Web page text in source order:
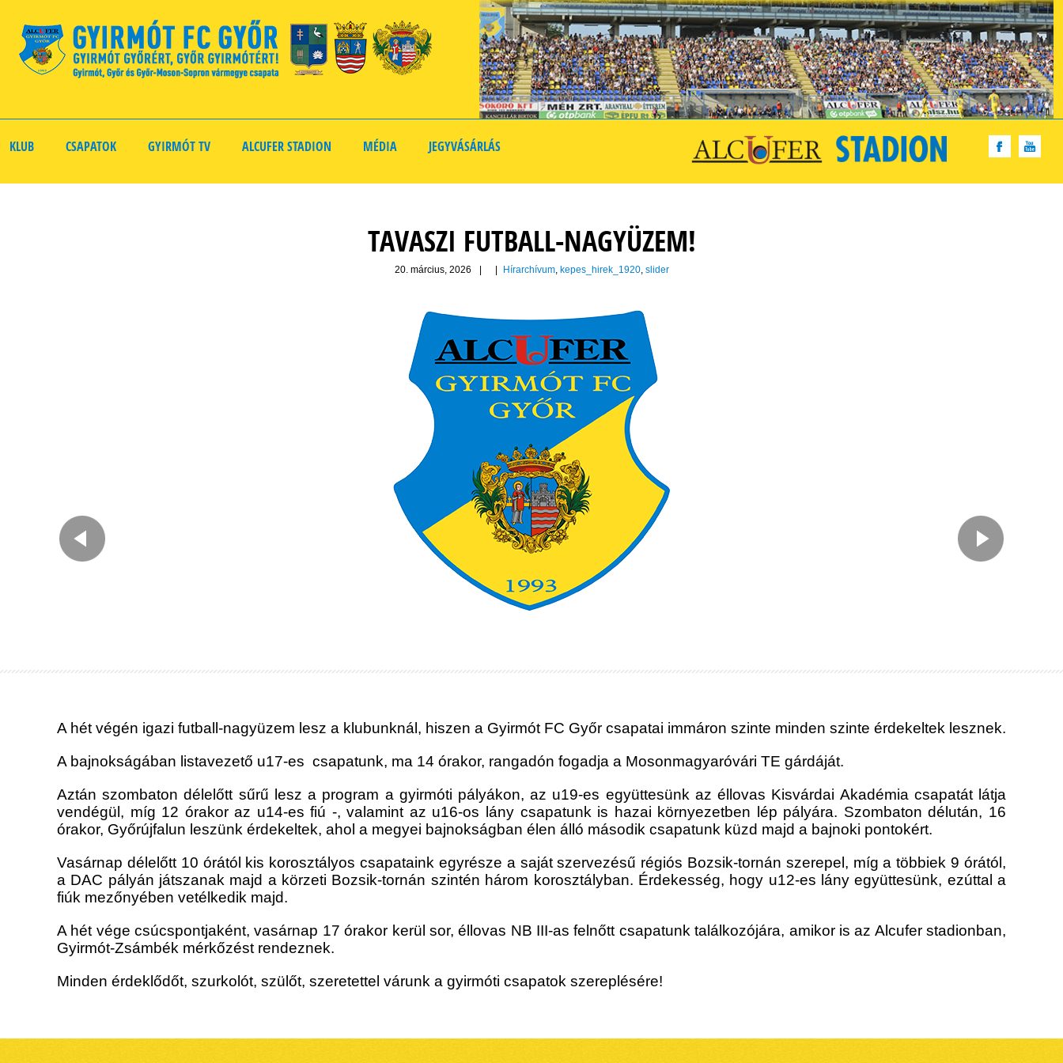
KLUB CSAPATOK GYIRMÓT TV ALCUFER STADION MÉDIA JEGYVÁSÁRLÁS
TAVASZI FUTBALL-NAGYÜZEM!
20. március, 2026 Hírarchívum, kepes_hirek_1920, slider
A hét végén igazi futball-nagyüzem lesz a klubunknál, hiszen a Gyirmót FC Győr csapatai immáron szinte minden szinte érdekeltek lesznek.
A bajnokságában listavezető u17-es csapatunk, ma 14 órakor, rangadón fogadja a Mosonmagyaróvári TE gárdáját.
Aztán szombaton délelőtt sűrű lesz a program a gyirmóti pályákon, az u19-es együttesünk az éllovas Kisvárdai Akadémia csapatát látja
vendégül, míg 12 órakor az u14-es fiú -, valamint az u16-os lány csapatunk is hazai környezetben lép pályára. Szombaton délután, 16
órakor, Győrújfalun leszünk érdekeltek, ahol a megyei bajnokságban élen álló második csapatunk küzd majd a bajnoki pontokért.
Vasárnap délelőtt 10 órától kis korosztályos csapataink egyrésze a saját szervezésű régiós Bozsik-tornán szerepel, míg a többiek 9 órától,
a DAC pályán játszanak majd a körzeti Bozsik-tornán szintén három korosztályban. Érdekesség, hogy u12-es lány együttesünk, ezúttal a
fiúk mezőnyében vetélkedik majd.
A hét vége csúcspontjaként, vasárnap 17 órakor kerül sor, éllovas NB III-as felnőtt csapatunk találkozójára, amikor is az Alcufer stadionban,
Gyirmót-Zsámbék mérkőzést rendeznek.
Minden érdeklődőt, szurkolót, szülőt, szeretettel várunk a gyirmóti csapatok szereplésére!